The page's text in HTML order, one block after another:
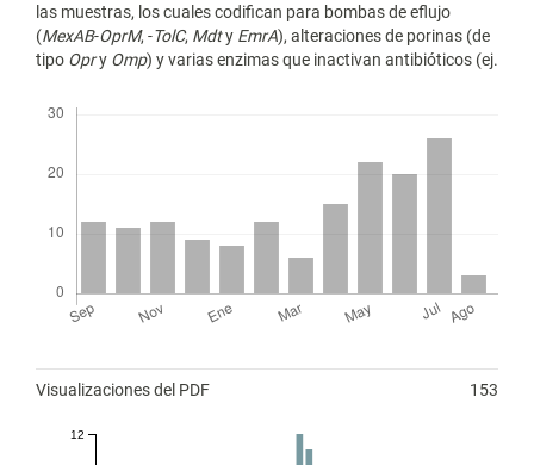
las muestras, los cuales codifican para bombas de eflujo
(MexAB-OprM, -TolC, Mdty EmrA), alteraciones de porinas (de
tipo Opry Omp) y varias enzimas que inactivan antibióticos (ej.
Visualizaciones del PDF 153
12